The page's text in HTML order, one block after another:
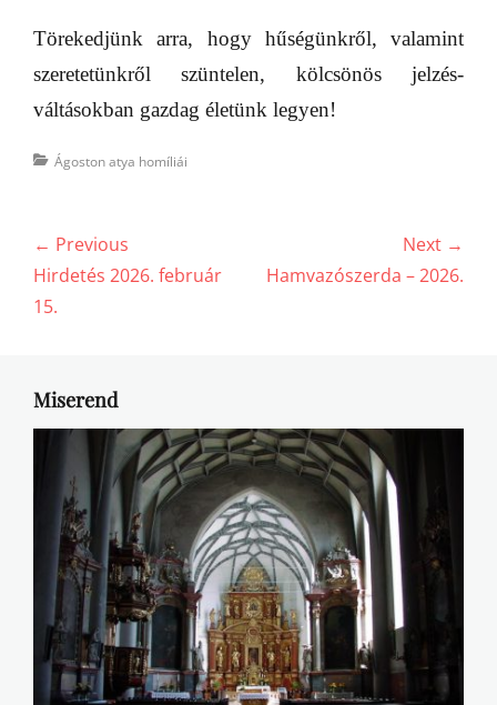
Törekedjünk arra, hogy hűségünkről, valamint
szeretetünkről szüntelen, kölcsönös jelzés-
váltásokban gazdag életünk legyen!
Categories
Ágoston atya homíliái
Bejegyzés
navigáció
← Previous
Previous
post:
Hirdetés 2026. február
15.
Next →
Next
Hamvazószerda – 2026.
Miserend